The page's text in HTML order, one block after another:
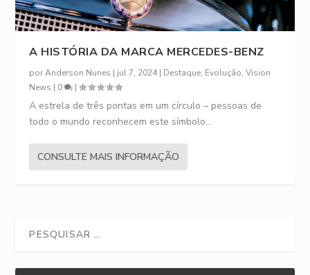
A HISTÓRIA DA MARCA MERCEDES-BENZ
porAnderson Nunes | jul 7, 2024| Destaque, Evolução,Vision
News | 0 |
A estrela de três pontas em um círculo – pessoas de
todo o mundo reconhecem este símbolo...
CONSULTE MAIS INFORMAÇÃO